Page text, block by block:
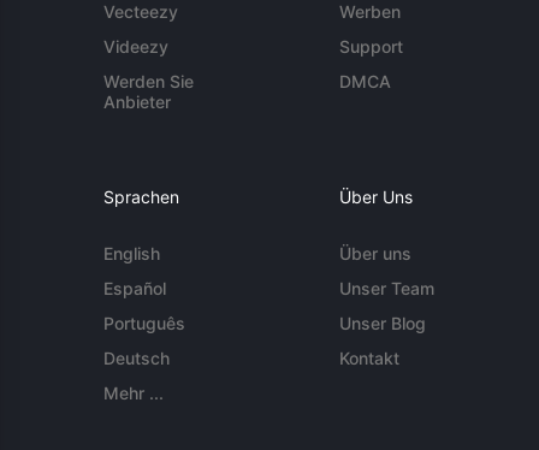
Vecteezy
Videezy
Werden Sie
Anbieter
Werben
Support
DMCA
Sprachen
English
Español
Português
Deutsch
Mehr ...
Über Uns
Über uns
Unser Team
Unser Blog
Kontakt